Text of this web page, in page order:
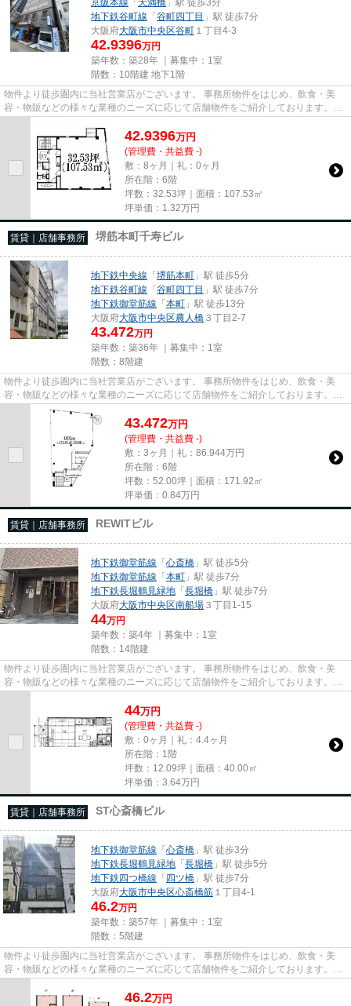
地下鉄谷町線 「谷町四丁目 」駅 徒歩7分
大阪府大阪市中央区谷町 １丁目4-3
42.9396万円
築年数：築28年 ｜募集中： 1室
階数：10階建 地下1階
物件より徒歩圏内に当社営業店がございます。 事務所物件をはじめ、飲食・美
容・物販などの様々な業種のニーズに応じて店舗物件をご紹介しております。
尚、弊社ではおとり広告は一切...
42.9396万円
(管理費・共益費 -)
敷：8ヶ月｜礼：0ヶ月
所在階：6階
坪数：32.53坪｜面積：107.53㎡
坪単価： 1.32万円
賃貸｜店舗事務所 堺筋本町千寿ビル
地下鉄中央線 「堺筋本町 」駅 徒歩5分
地下鉄谷町線 「谷町四丁目 」駅 徒歩7分
地下鉄御堂筋線 「本町 」駅 徒歩13分
大阪府大阪市中央区農人橋 ３丁目2-7
43.472万円
築年数：築36年 ｜募集中： 1室
階数：8階建
物件より徒歩圏内に当社営業店がございます。 事務所物件をはじめ、飲食・美
容・物販などの様々な業種のニーズに応じて店舗物件をご紹介しております。
尚、弊社ではおとり広告は一切...
43.472万円
(管理費・共益費 -)
敷：3ヶ月｜礼：86.944万円
所在階：6階
坪数：52.00坪｜面積：171.92㎡
坪単価： 0.84万円
賃貸｜店舗事務所 REWITビル
地下鉄御堂筋線 「心斎橋 」駅 徒歩5分
地下鉄御堂筋線 「本町 」駅 徒歩7分
地下鉄長堀鶴見緑地 「長堀橋 」駅 徒歩7分
大阪府大阪市中央区南船場 ３丁目1-15
44万円
築年数：築4年 ｜募集中： 1室
階数：14階建
物件より徒歩圏内に当社営業店がございます。 事務所物件をはじめ、飲食・美
容・物販などの様々な業種のニーズに応じて店舗物件をご紹介しております。
尚、弊社ではおとり広告は一切...
44万円
(管理費・共益費 -)
敷：0ヶ月｜礼：4.4ヶ月
所在階：1階
坪数：12.09坪｜面積：40.00㎡
坪単価： 3.64万円
賃貸｜店舗事務所 ST心斎橋ビル
地下鉄御堂筋線 「心斎橋 」駅 徒歩3分
地下鉄長堀鶴見緑地 「長堀橋 」駅 徒歩5分
地下鉄四つ橋線 「四ツ橋 」駅 徒歩7分
大阪府大阪市中央区心斎橋筋 １丁目4-1
46.2万円
築年数：築57年 ｜募集中： 1室
階数：5階建
物件より徒歩圏内に当社営業店がございます。 事務所物件をはじめ、飲食・美
容・物販などの様々な業種のニーズに応じて店舗物件をご紹介しております。
尚、弊社ではおとり広告は一切...
46.2万円